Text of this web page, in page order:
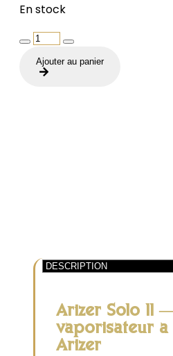
En stock
quantité
Arizer
Ajouter au panier
Arizer Solo II
vaporisateur
Arizer